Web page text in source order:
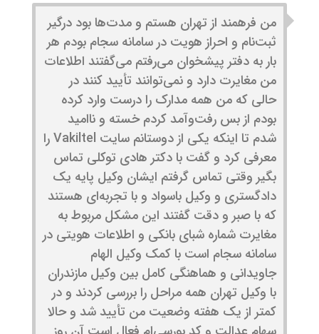
من فرهمند از تهران هستم و مدت‌ها بود درگیر
ثبت‌نام و احراز هویت در سامانه سجام بودم هر
بار به دفتر پیشخوان می‌رفتم می‌گفتند اطلاعات
من مغایرت دارد و نمی‌توانند تأیید کنند در
حالی که من همه مدارک را درست وارد کرده
بودم از بس رفت‌وآمد کردم خسته و ناامید
شدم تا اینکه یکی از دوستانم سایت Vakiltel را
معرفی کرد و گفت با دکتر هادی توکلی تماس
بگیر وقتی تماس گرفتم ایشان وکیل پایه یک
دادگستری و وکیل باسواد و با تجربه‌ای هستند
که با صبر و دقت گفتند این مشکل مربوط به
مغایرت شماره شبای بانکی و اطلاعات هویتی در
سامانه سجام است با کمک وکیل الهام
جاویدانی و هماهنگی کامل بین وکیل مازندران
با وکیل تهران همه مراحل را بررسی کردند و در
کمتر از یک هفته وضعیت من تأیید شد و حالا